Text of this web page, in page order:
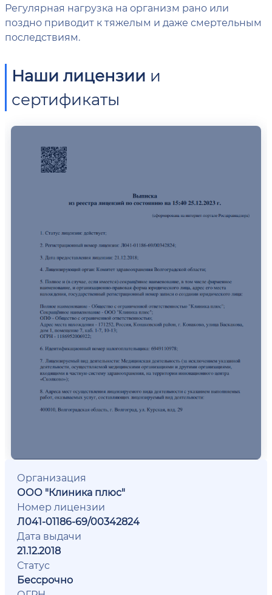
Регулярная нагрузка на организм рано или
поздно приводит к тяжелым и даже смертельным
последствиям.
Наши лицензии и
сертификаты
Организация
ООО "Клиника плюс"
Номер лицензии
Л041-01186-69/00342824
Дата выдачи
21.12.2018
Статус
Бессрочно